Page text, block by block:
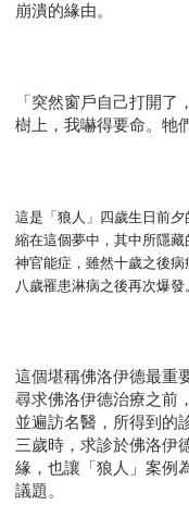
崩潰的緣由。
「突然窗戶自己打開
樹上，我嚇得要命。牠
這是「狼人」四歲生日前
縮在這個夢中，其中所隱
神官能症，雖然十歲之後
八歲罹患淋病之後再次爆發
這個堪稱佛洛伊德最重
尋求佛洛伊德治療之前
並遍訪名醫，所得到的
三歲時，求診於佛洛伊
緣，也讓「狼人」案例
議題。